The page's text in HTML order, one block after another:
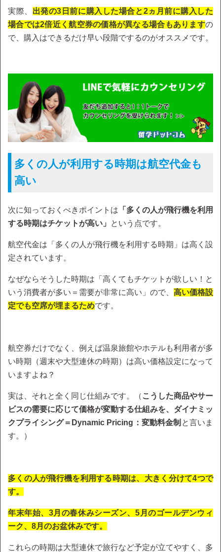
実際、 出発の3日前に購入した場合と2ヵ月前に購入した
場合では2倍近く航空券の価格が異なる場合もありますの
で、購入はできるだけ早い段階でするのがオススメです。
多くの人が利用する時期は航空代金も
高い
次に知っておくべきポイントは 「多くの人が飛行機を利用
する時期はチケットが高い」
という点です。
航空代金は「多くの人が飛行機を利用する時期」は高く設
定されています。
なぜならそうした時期は「高くてもチケットが欲しい！と
いう消費者が多い＝需要が非常に高い」ので、 高い価格設
定でも空席が埋まるためです。
航空券だけでなく、例えば温泉旅館やホテルも利用者が多
い時期（週末や大型連休の時期）は高い価格設定になって
いますよね？
実は、それと全く同じ仕組みです。（ こうした商品やサー
ビスの需要に応じて価格が変動する仕組みを、ダイナミッ
クプライシング＝Dynamic Pricing：変動料金制 と言いま
す。）
多くの人が飛行機を利用する時期は、大きく分けて4つで
す。
年末年始、3月の春休みシーズン、5月のゴールデンウィ
ーク、8月のお盆休みです。
これらの時期は大型連休で旅行など予定が立てやすく、多